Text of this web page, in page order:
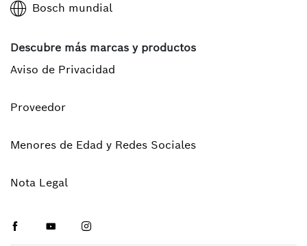
Bosch mundial
Descubre más marcas y productos
Aviso de Privacidad
Proveedor
Menores de Edad y Redes Sociales
Nota Legal
FacebookYoutubeInstagram